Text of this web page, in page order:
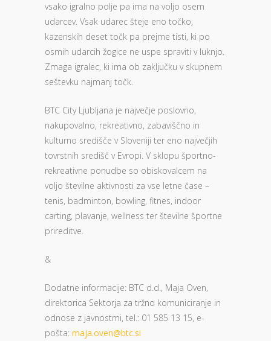
vsako igralno polje pa ima na voljo osem
udarcev. Vsak udarec šteje eno točko,
kazenskih deset točk pa prejme tisti, ki po
osmih udarcih žogice ne uspe spraviti v luknjo.
Zmaga igralec, ki ima ob zaključku v skupnem
seštevku najmanj točk.
BTC City Ljubljana je največje poslovno,
nakupovalno, rekreativno, zabaviščno in
kulturno središče v Sloveniji ter eno največjih
tovrstnih središč v Evropi. V sklopu športno-
rekreativne ponudbe so obiskovalcem na
voljo številne aktivnosti za vse letne čase –
tenis, badminton, bowling, fitnes, indoor
carting, plavanje, wellness ter številne športne
prireditve.
&
Dodatne informacije: BTC d.d., Maja Oven,
direktorica Sektorja za tržno komuniciranje in
odnose z javnostmi, tel.: 01 585 13 15, e-
pošta: maja.oven@btc.si